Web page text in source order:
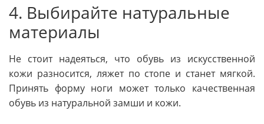
4. Выбирайте натуральные
материалы
Не стоит надеяться, что обувь из искусственной
кожи разносится, ляжет по стопе и станет мягкой.
Принять форму ноги может только качественная
обувь из натуральной замши и кожи.